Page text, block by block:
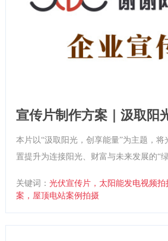
宣传片制作方案｜汲取阳
本片以“汲取阳光，创享能量”为主题，
置提升为连接阳光、财富与未来发展的“
值的创享家”的领先形象，使客户不仅看
关键词：光伏宣传片，太阳能发电视频
案，屋顶电站案例拍摄